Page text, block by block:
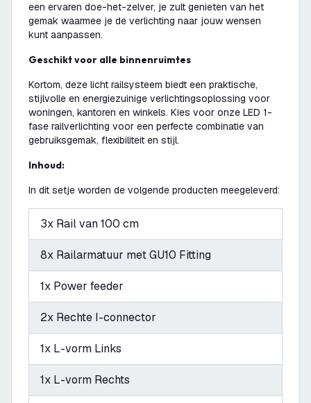
een ervaren doe-het-zelver, je zult genieten van het
gemak waarmee je de verlichting naar jouw wensen
kunt aanpassen.
Geschikt voor alle binnenruimtes
Kortom, deze licht railsysteem biedt een praktische,
stijlvolle en energiezuinige verlichtingsoplossing voor
woningen, kantoren en winkels. Kies voor onze LED 1-
fase railverlichting voor een perfecte combinatie van
gebruiksgemak, flexibiliteit en stijl.
Inhoud:
In dit setje worden de volgende producten meegeleverd:
3x Rail van 100 cm
8x Railarmatuur met GU10 Fitting
1x Power feeder
2x Rechte I-connector
1x L-vorm Links
1x L-vorm Rechts